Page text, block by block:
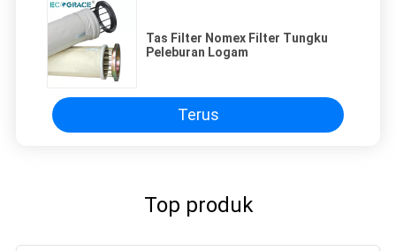
Tas Filter Nomex Filter Tungku
Peleburan Logam
Terus
Top produk